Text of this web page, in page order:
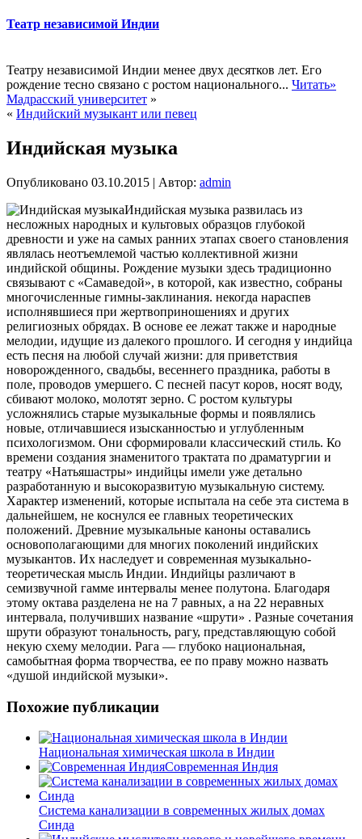
Театр независимой Индии
Театру независимой Индии менее двух десятков лет. Его
рождение тесно связано с ростом национального... Читать»
Мадрасский университет »
« Индийский музыкант или певец
Индийская музыка
Опубликовано 03.10.2015 | Автор: admin
Индийская музыка развилась из
несложных народных и культовых образцов глубокой
древности и уже на самых ранних этапах своего становления
являлась неотъемлемой частью коллективной жизни
индийской общины. Рождение музыки здесь традиционно
связывают с «Самаведой», в которой, как известно, собраны
многочисленные гимны-заклинания. некогда нараспев
исполнявшиеся при жертвоприношениях и других
религиозных обрядах. В основе ее лежат также и народные
мелодии, идущие из далекого прошлого. И сегодня у индийца
есть песня на любой случай жизни: для приветствия
новорожденного, свадьбы, весеннего праздника, работы в
поле, проводов умершего. С песней пасут коров, носят воду,
сбивают молоко, молотят зерно. С ростом культуры
усложнялись старые музыкальные формы и появлялись
новые, отличавшиеся изысканностью и углубленным
психологизмом. Они сформировали классический стиль. Ко
времени создания знаменитого трактата по драматургии и
театру «Натьяшастры» индийцы имели уже детально
разработанную и высокоразвитую музыкальную систему.
Характер изменений, которые испытала на себе эта система в
дальнейшем, не коснулся ее главных теоретических
положений. Древние музыкальные каноны оставались
основополагающими для многих поколений индийских
музыкантов. Их наследует и современная музыкально-
теоретическая мысль Индии. Индийцы различают в
семизвучной гамме интервалы менее полутона. Благодаря
этому октава разделена не на 7 равных, а на 22 неравных
интервала, получивших название «шрути» . Разные сочетания
шрути образуют тональность, рагу, представляющую собой
некую схему мелодии. Рага — глубоко национальная,
самобытная форма творчества, ее по праву можно назвать
«душой индийской музыки».
Похожие публикации
Национальная химическая школа в Индии
Современная Индия
Система канализации в современных жилых домах
Синда